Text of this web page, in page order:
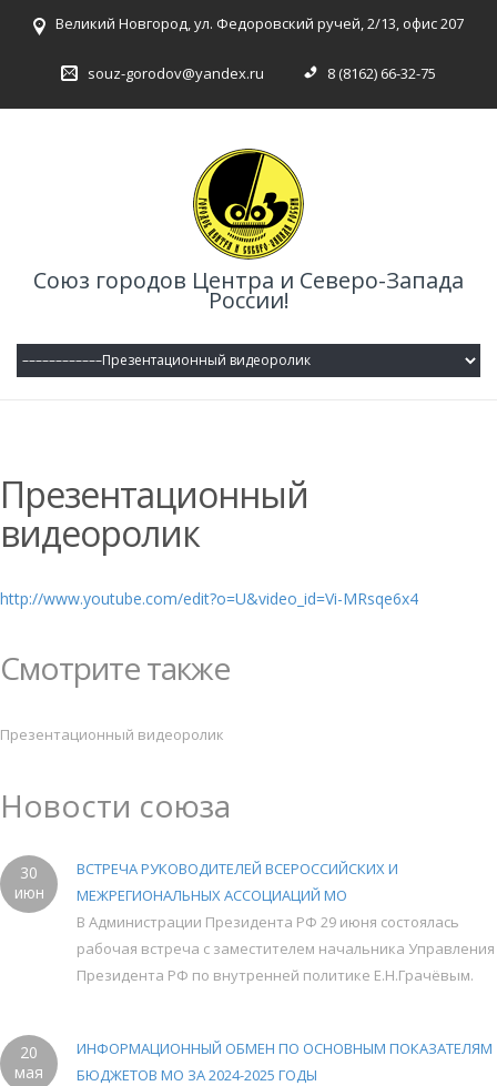
Великий Новгород, ул. Федоровский ручей, 2/13, офис 207
souz-gorodov@yandex.ru 8 (8162) 66-32-75
Союз городов Центра и Северо-Запада
России!
Презентационный
видеоролик
http://www.youtube.com/edit?o=U&video_id=Vi-MRsqe6x4
Смотрите также
Презентационный видеоролик
Новости союза
30
июн
ВСТРЕЧА РУКОВОДИТЕЛЕЙ ВСЕРОССИЙСКИХ И
МЕЖРЕГИОНАЛЬНЫХ АССОЦИАЦИЙ МО
В Администрации Президента РФ 29 июня состоялась
рабочая встреча с заместителем начальника Управления
Президента РФ по внутренней политике Е.Н.Грачёвым.
20
мая
ИНФОРМАЦИОННЫЙ ОБМЕН ПО ОСНОВНЫМ ПОКАЗАТЕЛЯМ
БЮДЖЕТОВ МО ЗА 2024-2025 ГОДЫ